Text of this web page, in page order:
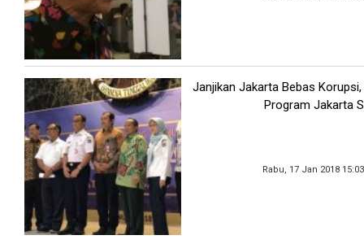
Janjikan Jakarta Bebas
Program Jakarta
Rabu, 17 Jan 2018